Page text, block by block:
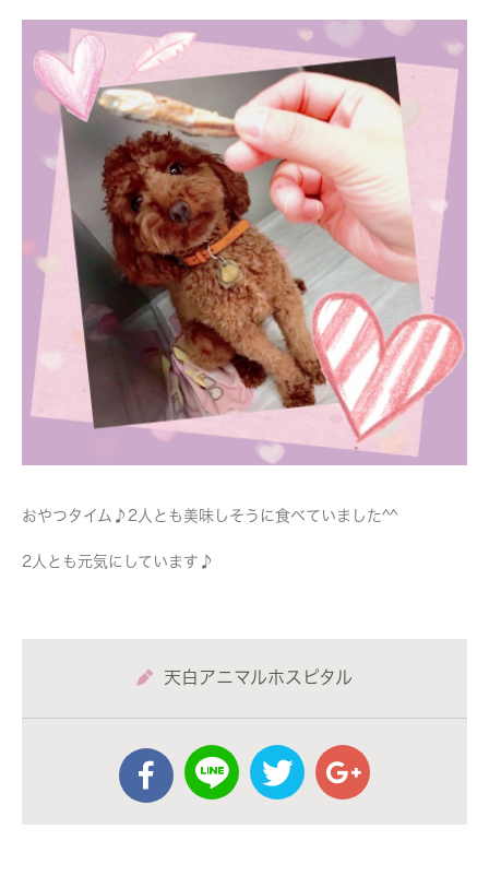
おやつタイム♪2人とも美味しそうに食べていました^^
2人とも元気にしています♪
天白アニマルホスピタル